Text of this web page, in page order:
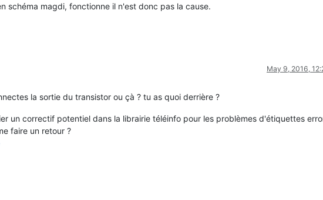
schéma magdi, fonctionne il n'est donc pas la cause.
May 9, 2016,
la sortie du transistor ou çà ? tu as quoi derrière ?
un correctif potentiel dans la librairie téléinfo pour les problèmes d'étiquettes
faire un retour ?